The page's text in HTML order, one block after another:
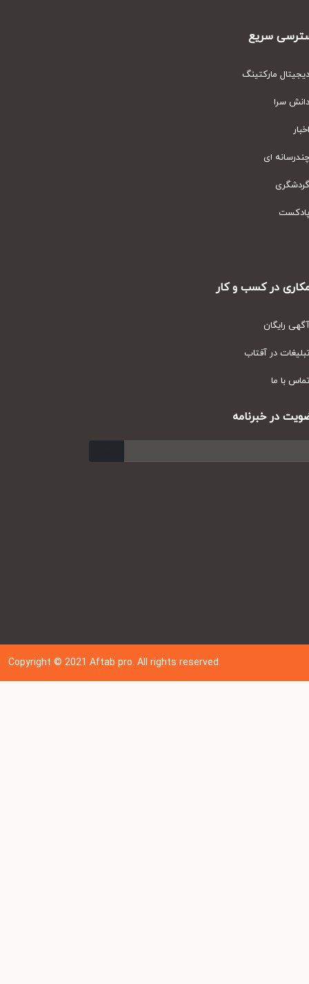
سریع
مارکتینگ
سرا
ای
در کسب و کار
رایگان
در آفتاب
با ما
در خبرنامه
Copyright © 202 1Aftab pro. All rights reserved.